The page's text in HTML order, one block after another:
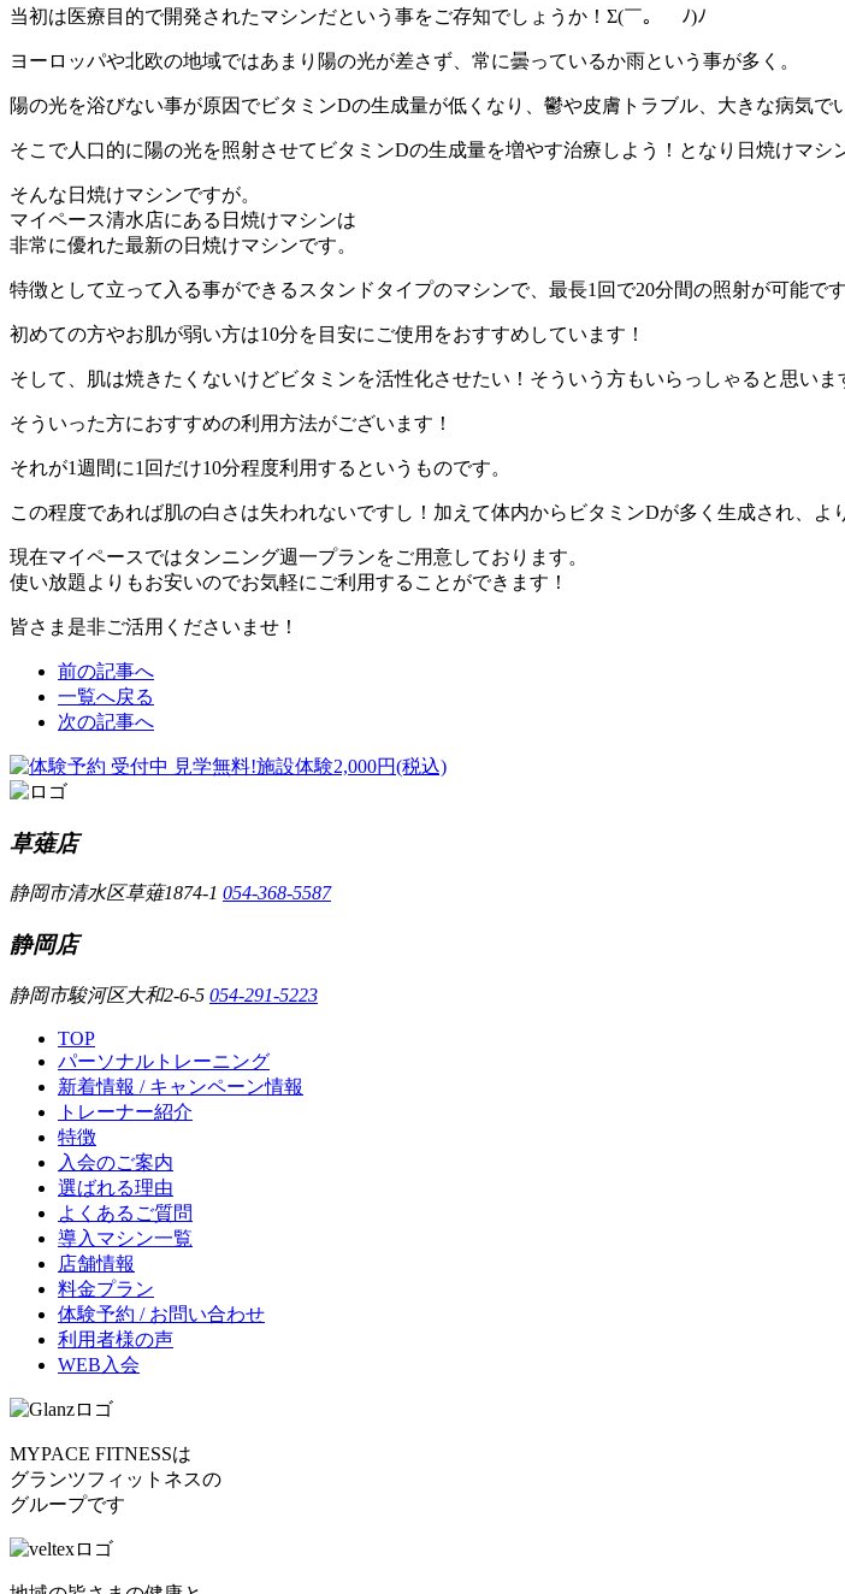
当初は医療目的で開発されたマシンだという事をご存知でしょうか！Σ(￣。￣ﾉ)ﾉ
ヨーロッパや北欧の地域ではあまり陽の光が差さず、常に曇っているか雨という事が多く。
陽の光を浴びない事が原因でビタミンDの生成量が低くなり、鬱や皮膚トラブル、大きな病気
そこで人口的に陽の光を照射させてビタミンDの生成量を増やす治療しよう！となり日焼けマシ
そんな日焼けマシンですが。
マイペース清水店にある日焼けマシンは
非常に優れた最新の日焼けマシンです。
特徴として立って入る事ができるスタンドタイプのマシンで、最長1回で20分間の照射が可能です
初めての方やお肌が弱い方は10分を目安にご使用をおすすめしています！
そして、肌は焼きたくないけどビタミンを活性化させたい！そういう方もいらっしゃると思いま
そういった方におすすめの利用方法がございます！
それが1週間に1回だけ10分程度利用するというものです。
この程度であれば肌の白さは失われないですし！加えて体内からビタミンDが多く生成され、
現在マイペースではタンニング週一プランをご用意しております。
使い放題よりもお安いのでお気軽にご利用することができます！
皆さま是非ご活用くださいませ！
前の記事へ
一覧へ戻る
次の記事へ
草薙店
静岡市清水区草薙1874-1 054-368-5587
静岡店
静岡市駿河区大和2-6-5 054-291-5223
TOP
パーソナルトレーニング
新着情報 / キャンペーン情報
トレーナー紹介
特徴
入会のご案内
選ばれる理由
よくあるご質問
導入マシン一覧
店舗情報
料金プラン
体験予約 / お問い合わせ
利用者様の声
WEB入会
MYPACE FITNESSは
グランツフィットネスの
グループです